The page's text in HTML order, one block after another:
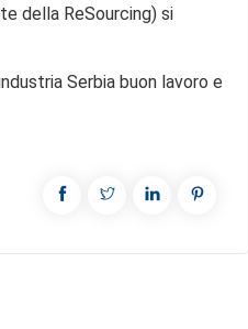
della ReSourcing) si
Serbia buon lavoro e